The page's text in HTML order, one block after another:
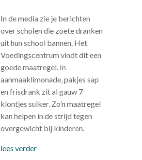
In de media zie je berichten
over scholen die zoete dranken
uit hun school bannen. Het
Voedingscentrum vindt dit een
goede maatregel. In
aanmaaklimonade, pakjes sap
en frisdrank zit al gauw 7
klontjes suiker. Zo’n maatregel
kan helpen in de strijd tegen
overgewicht bij kinderen.
lees verder